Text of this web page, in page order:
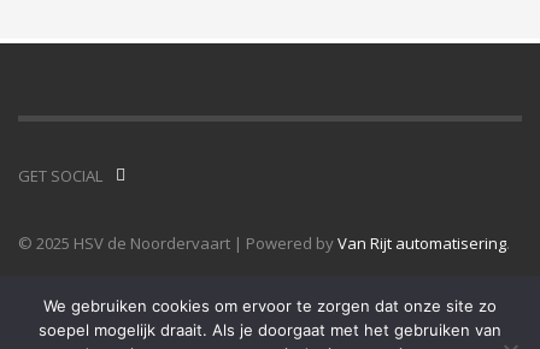
GET SOCIAL
© 2025 HSV de Noordervaart | Powered byVan Rijt automatisering.
We gebruiken cookies om ervoor te zorgen dat onze site zo
soepel mogelijk draait. Als je doorgaat met het gebruiken van